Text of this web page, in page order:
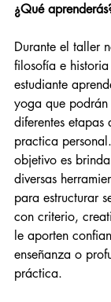
¿Qué
Durante el taller
filosofía e
estudiante
yoga que
diferentes etapas
practica
objetivo es
diversas
para estructurar
con criterio,
le aporten
enseñanza o
práctica.